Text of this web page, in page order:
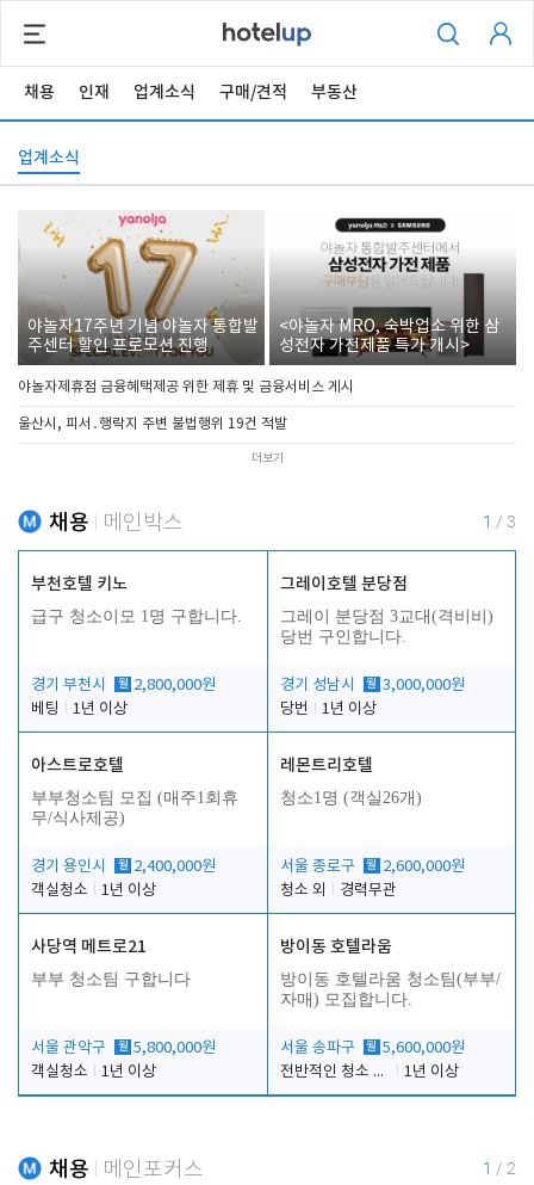
채용 인재 업계소식 구매/견적 부동산
업계소식
야놀자17주년 기념 야놀자 통합발
주센터 할인 프로모션 진행
<야놀자 MRO, 숙박업소 위한 삼
성전자 가전제품 특가 개시>
야놀자제휴점 금융혜택제공 위한 제휴 및 금융서비스 게시
울산시, 피서․행락지 주변 불법행위 19건 적발
더보기
채용 메인박스 1 / 3
부천호텔 키노
급구 청소이모 1명 구합니다.
경기 부천시 월 2,800,000원
베팅
1년 이상
그레이호텔 분당점
그레이 분당점 3교대(격비비)
당번 구인합니다.
경기 성남시 월 3,000,000원
당번
1년 이상
아스트로호텔
부부청소팀 모집 (매주1회휴
무/식사제공)
경기 용인시 월 2,400,000원
객실청소
1년 이상
레몬트리호텔
청소1명 (객실26개)
서울 종로구 월 2,600,000원
청소 외
경력무관
사당역 메트로21
부부 청소팀 구합니다
서울 관악구 월 5,800,000원
객실청소
1년 이상
방이동 호텔라움
방이동 호텔라움 청소팀(부부/
자매) 모집합니다.
서울 송파구 월 5,600,000원
전반적인 청소 업무(객실청소.객실정리)
1년 이상
채용 메인포커스 1 / 2